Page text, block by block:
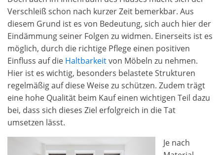
Verschleiß schon nach kurzer Zeit bemerkbar. Aus
diesem Grund ist es von Bedeutung, sich auch hier der
Eindämmung seiner Folgen zu widmen. Einerseits ist es
möglich, durch die richtige Pflege einen positiven
Einfluss auf die Haltbarkeitvon Möbeln zu nehmen.
Hier ist es wichtig, besonders belastete Strukturen
regelmäßig auf diese Weise zu schützen. Zudem trägt
eine hohe Qualität beim Kauf einen wichtigen Teil dazu
bei, dass sich dieses Ziel erfolgreich in die Tat
umsetzen lässt.
Je nach